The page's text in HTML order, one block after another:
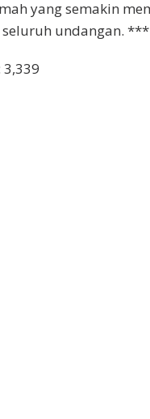
yang semakin
seluruh undangan. ***
3,339